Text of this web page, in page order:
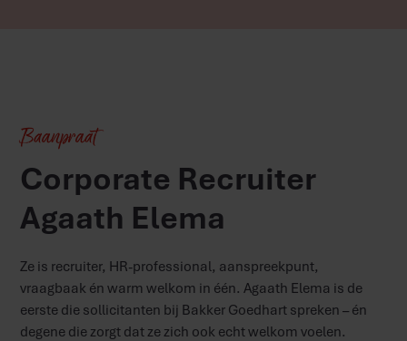
Baanpraat
Corporate Recruiter
Agaath Elema
Ze is recruiter, HR-professional, aanspreekpunt,
vraagbaak én warm welkom in één. Agaath Elema is de
eerste die sollicitanten bij Bakker Goedhart spreken – én
degene die zorgt dat ze zich ook echt welkom voelen.